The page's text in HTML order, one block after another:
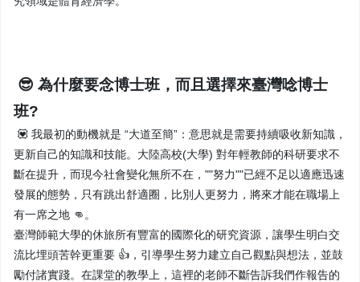
😎 為什麼要念博士班，而且選擇來臺灣唸博士
班?
💟 我最初的動機就是 “大道至簡”：意思就是需要持續吸收新知識，
更新自己的知識和技能。大陸高校(大學) 對年輕教師的科研要求不
斷在提升，而現今社會變化無所不在，""努力""已經不足以適應迅速
發展的態勢，只有跳出舒適圈，比別人更努力，將來才能在職場上
有一席之地 👊。
臺灣師範大學的休旅所有豐富的國際化的研究資源，讓學生明白交
流比埋頭苦幹更重要 👍，引導學生努力建立自己觀點與想法，並鼓
勵付諸實踐。在課堂的教學上，這裡的老師不斷告訴我們作報告的